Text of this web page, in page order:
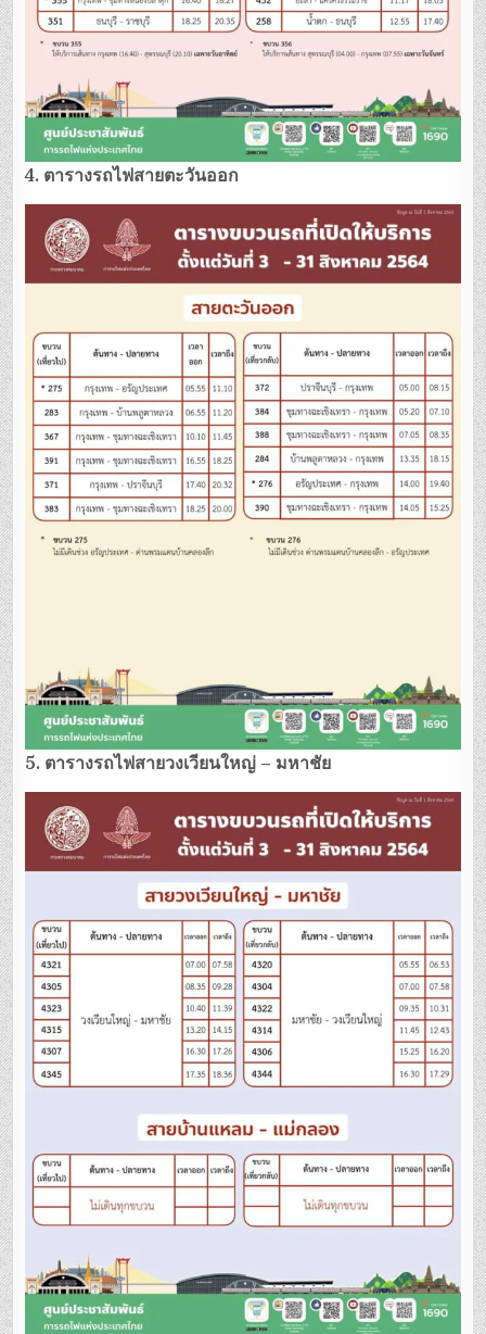
4. ตารางรถไฟสายตะวันออก
5. ตารางรถไฟสายวงเวียนใหญ่ – มหาชัย